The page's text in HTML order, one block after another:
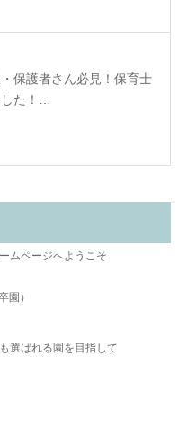
保護者さん必見！保育士
た！…
ムページへようこそ
園）
選ばれる園を目指して